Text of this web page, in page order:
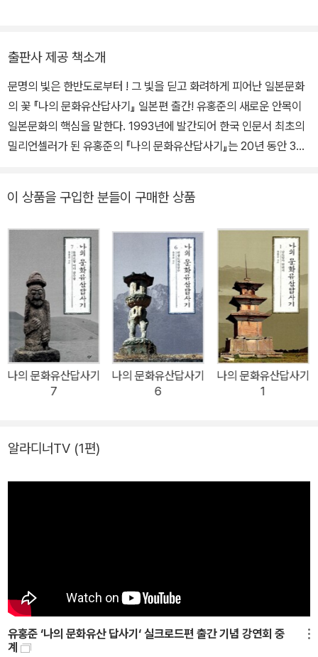
사회 대표를 맡았다. 영남대학교 교수 및 박물관장, 명지대학교 교수
및 문화예술 대학원장과 석좌교수, 문화재청장을 역임했고 현재 국립
중앙박물관 관장으로 있다. 미술사 저술로 《모두를 위한 한국미술
사》, 《외국인을 위한 한국미술사》, 《안목》, 《명작순례》, 《국보순례》,
《유홍준의 한국미술사 강의》(전 6권), 《겸재 정선》, 《추사 김정희》,
관객》, 답사기로 《나의 문화유산 답사기》 시리즈, 《국토박물관 순례》
등이 있다. 간행물윤리위 출판저작상(1998), 제18회 만해문학상(2
003) 등을 수상했다.
출판사 제공 책소개
문명의 빛은 한반도로부터 ! 그 빛을 딛고 화려하게 피어난 일본문화
의 꽃 『나의 문화유산답사기』 일본편 출간! 유홍준의 새로운 안목이
일본문화의 핵심을 말한다. 1993년에 발간되어 한국 인문서 최초의
밀리언셀러가 된 유홍준의 『나의 문화유산답사기』는 20년 동안 330
013년 7월 출간되는 일본편은 1권 ‘규슈’ 편과 2권 ‘아스카·나라’ 편
으로 구성된다. 그동안 한일 관계에서 주요한 주제였던 과거사 문제
를 문화사적으로 접근해보려는 저자의 노력은 한일 양국이 문화적으
로 영향을 주고받은 흔적을 일본문화 속에서 찾는 데에서 시작한다. 1
권 규슈 편 ‘빛은 한반도로부터’에서는 일본이 고대문화를 이룩하는
데 한반도 도래인이 전해준 문명의 영향, 조선 도공들이 일본에 터를
잡고 눈부신 자기 문화를 만들어낸 감동적인 이야기를 역사적인 흐름
에 따라 답사한다. 2권 아스카·나라 편 ‘아스카 들판에 백제꽃이 피었
습니다’는 아스카와 나라 지역에 위치한 주요한 옛 절을 답사하면서
한반도와 일본문화의 친연성과 영향 관계, 그리고 자생적으로 꽃피운
고 쌍방적인 시각, 더 나아가 동아시아적인 시각으로 역사를 파악하
반도가 일본문화에 끼친 영향뿐 아니라 그뒤에 일본 스스로 이룩한
이 상품을 구입한 분들이 구매한 상품
나의 문화유산답사기
7
나의 문화유산답사기
6
나의 문화유산답사기
1
알라디너TV (1편)
유홍준 ‘나의 문화유산 답사기‘ 실크로드편 출간 기념 강연회 중
계